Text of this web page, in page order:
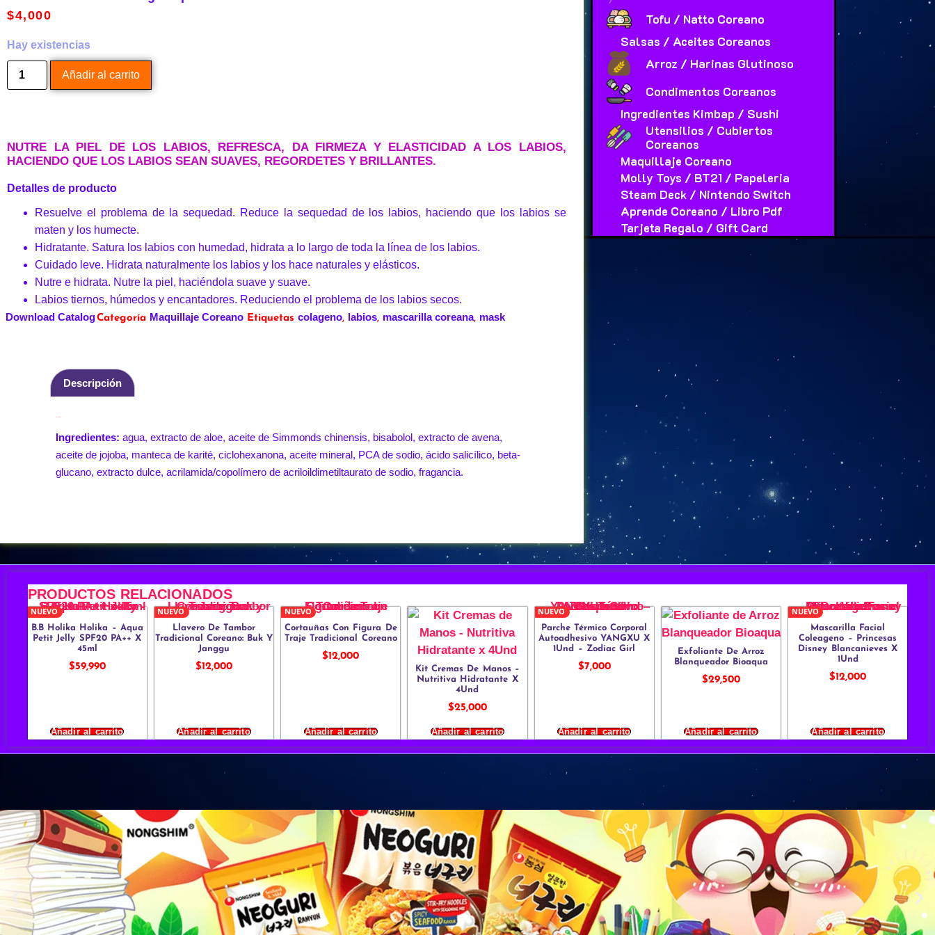
$4,000
Hay existencias
Añadir al carrito
NUTRE LA PIEL DE LOS LABIOS, REFRESCA, DA FIRMEZA Y ELASTICIDAD A LOS LABIOS,
HACIENDO QUE LOS LABIOS SEAN SUAVES, REGORDETES Y BRILLANTES.
Detalles de producto
Resuelve el problema de la sequedad. Reduce la sequedad de los labios, haciendo que los labios se
maten y los humecte.
Hidratante. Satura los labios con humedad, hidrata a lo largo de toda la línea de los labios.
Cuidado leve. Hidrata naturalmente los labios y los hace naturales y elásticos.
Nutre e hidrata. Nutre la piel, haciéndola suave y suave.
Labios tiernos, húmedos y encantadores. Reduciendo el problema de los labios secos.
Download CatalogCategoría Maquillaje Coreano Etiquetas colageno, labios, mascarilla coreana, mask
Descripción
Ingredientes: agua, extracto de aloe, aceite de Simmonds chinensis, bisabolol, extracto de avena,
aceite de jojoba, manteca de karité, ciclohexanona, aceite mineral, PCA de sodio, ácido salicílico, beta-
glucano, extracto dulce, acrilamida/copolímero de acriloildimetiltaurato de sodio, fragancia.
Tofu / Natto Coreano
Salsas / Aceites Coreanos
Arroz / Harinas Glutinoso
Condimentos Coreanos
Ingredientes Kimbap / Sushi
Utensilios / Cubiertos
Coreanos
Maquillaje Coreano
Molly Toys / BT21 / Papeleria
Steam Deck / Nintendo Switch
Aprende Coreano / Libro Pdf
Tarjeta Regalo / Gift Card
PRODUCTOS RELACIONADOS
NUEVO
B.B Holika Holika – Aqua
Petit Jelly SPF20 PA++ X
45ml
$59,990
Añadir al carrito
NUEVO
Llavero De Tambor
Tradicional Coreano: Buk Y
Janggu
$12,000
Añadir al carrito
NUEVO
Cortauñas Con Figura De
Traje Tradicional Coreano
$12,000
Añadir al carrito
Kit Cremas De Manos –
Nutritiva Hidratante X
4Und
$25,000
Añadir al carrito
NUEVO
Parche Térmico Corporal
Autoadhesivo YANGXU X
1Und – Zodiac Girl
$7,000
Añadir al carrito
Exfoliante De Arroz
Blanqueador Bioaqua
$29,500
Añadir al carrito
NUEVO
Mascarilla Facial
Coleageno – Princesas
Disney Blancanieves X
1Und
$12,000
Añadir al carrito